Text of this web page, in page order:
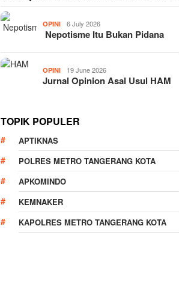
OPINI 6 July 2026
Nepotisme Itu Bukan Pidana
OPINI 19 June 2026
Jurnal Opinion Asal Usul HAM
TOPIK POPULER
APTIKNAS
POLRES METRO TANGERANG KOTA
APKOMINDO
KEMNAKER
KAPOLRES METRO TANGERANG KOTA